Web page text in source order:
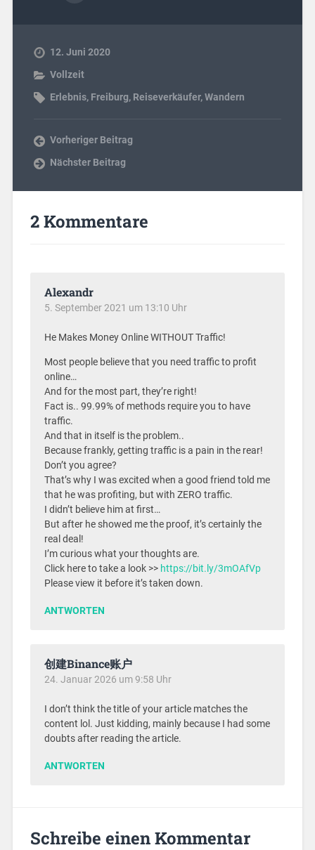
12. Juni 2020
Vollzeit
Erlebnis, Freiburg, Reiseverkäufer,Wandern
Vorheriger Beitrag
Nächster Beitrag
2 Kommentare
Alexandr
5. September 2021 um 13:10 Uhr
He Makes Money Online WITHOUT Traffic!
Most people believe that you need traffic to profit
online…
And for the most part, they’re right!
Fact is.. 99.99% of methods require you to have
traffic.
And that in itself is the problem..
Because frankly, getting traffic is a pain in the rear!
Don’t you agree?
That’s why I was excited when a good friend told me
that he was profiting, but with ZERO traffic.
I didn’t believe him at first…
But after he showed me the proof, it’s certainly the
real deal!
I’m curious what your thoughts are.
Click here to take a look >> https://bit.ly/3mOAfVp
Please view it before it’s taken down.
ANTWORTEN
创建Binance账户
24. Januar 2026 um 9:58 Uhr
I don’t think the title of your article matches the
content lol. Just kidding, mainly because I had some
doubts after reading the article.
ANTWORTEN
Schreibe einen Kommentar